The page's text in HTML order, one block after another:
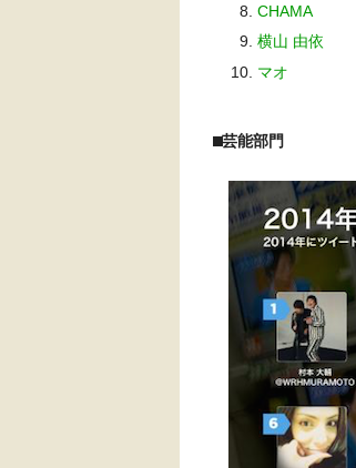
CHAMA
横山 由依
マオ
⬛︎芸能部門